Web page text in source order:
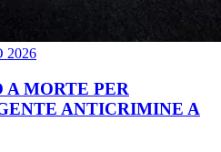
2026
MORTE PER
ANTICRIMINE A